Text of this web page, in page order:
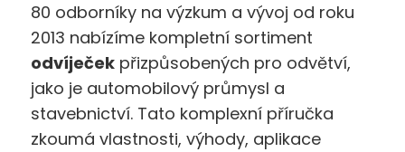
80 odborníky na výzkum a vývoj od roku
2013 nabízíme kompletní sortiment
odvíječek přizpůsobených pro odvětví,
jako je automobilový průmysl a
stavebnictví. Tato komplexní příručka
zkoumá vlastnosti, výhody, aplikace